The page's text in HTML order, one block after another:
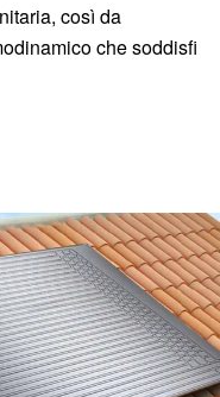
così da
che soddisfi